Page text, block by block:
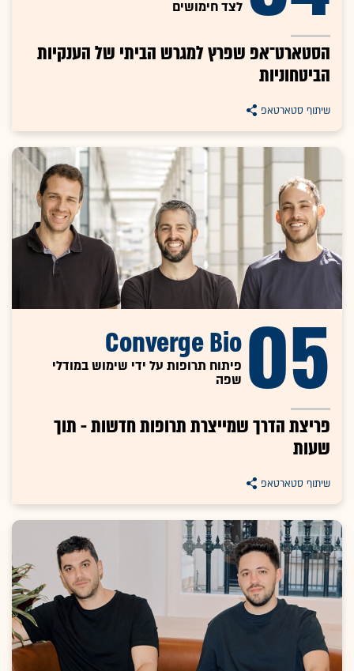
לצד חימושים
הסטארט־אפ שפרץ למגרש הביתי של הענקיות
הביטחוניות
שיתוף סטארטאפ
05
Converge Bio
פיתוח תרופות על ידי שימוש במודלי
שפה
פריצת הדרך שמייצרת תרופות חדשות - תוך
שעות
שיתוף סטארטאפ